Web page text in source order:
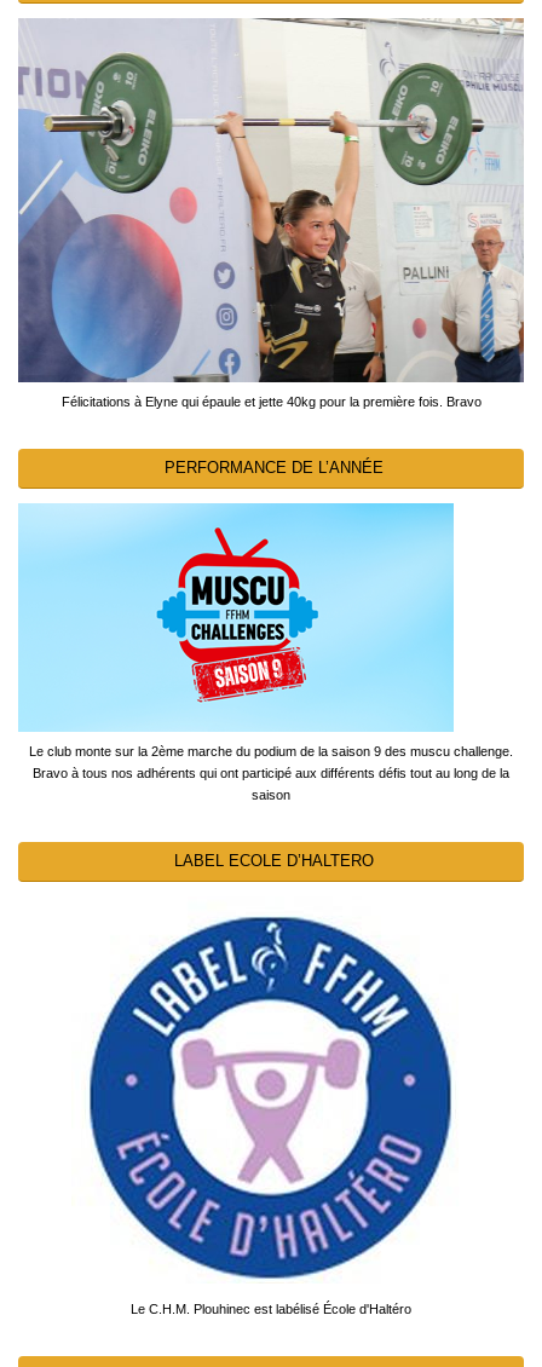
Félicitations à Elyne qui épaule et jette 40kg pour la première fois. Bravo
PERFORMANCE DE L’ANNÉE
Le club monte sur la 2ème marche du podium de la saison 9 des muscu challenge.
Bravo à tous nos adhérents qui ont participé aux différents défis tout au long de la
saison
LABEL ECOLE D’HALTERO
Le C.H.M. Plouhinec est labélisé École d'Haltéro